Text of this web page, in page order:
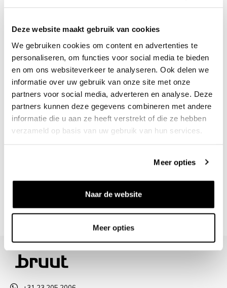
Deze website maakt gebruik van cookies
We gebruiken cookies om content en advertenties te
personaliseren, om functies voor social media te bieden
en om ons websiteverkeer te analyseren. Ook delen we
informatie over uw gebruik van onze site met onze
partners voor social media, adverteren en analyse. Deze
partners kunnen deze gegevens combineren met andere
informatie die u aan ze heeft verstrekt of die ze hebben
verzameld op basis van uw gebruik van hun services.
Meer opties
Naar de website
Meer opties
Free Shipping in NL/BE/DE above €100
30 days returns
/10 on Feedback Company
Need help? We're glad to help
About this product
Shipment and returns